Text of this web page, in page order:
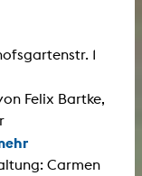
1
Felix Bartke,
Carmen